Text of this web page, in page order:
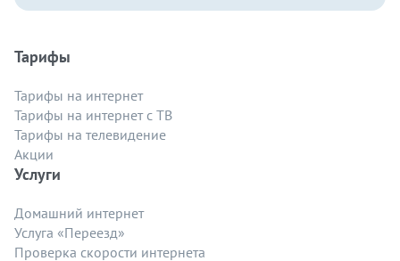
Тарифы
Тарифы на интернет
Тарифы на интернет с ТВ
Тарифы на телевидение
Акции
Услуги
Домашний интернет
Услуга «Переезд»
Проверка скорости интернета